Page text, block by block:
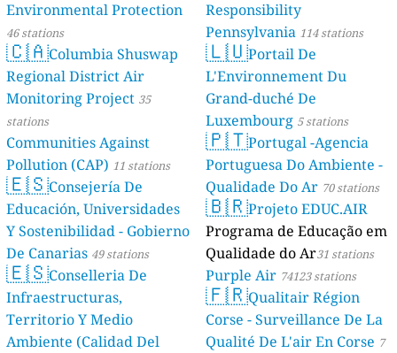
Environmental Protection
46 stations
🇨🇦Columbia Shuswap
Regional District Air
Monitoring Project 35
stations
Communities Against
Pollution (CAP) 11 stations
🇪🇸Consejería De
Educación, Universidades
Y Sostenibilidad - Gobierno
De Canarias 49 stations
🇪🇸Conselleria De
Infraestructuras,
Territorio Y Medio
Ambiente (Calidad Del
Responsibility
Pennsylvania 114 stations
🇱🇺Portail De
L'Environnement Du
Grand-duché De
Luxembourg 5 stations
🇵🇹Portugal -Agencia
Portuguesa Do Ambiente -
Qualidade Do Ar 70 stations
🇧🇷Projeto EDUC.AIR
Programa de Educação em
Qualidade do Ar31 stations
Purple Air 74123 stations
🇫🇷Qualitair Région
Corse - Surveillance De La
Qualité De L'air En Corse 7